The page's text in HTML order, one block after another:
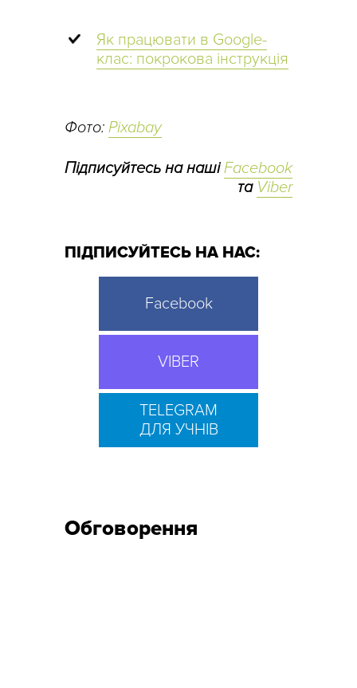
Як працювати в Google-
клас: покрокова інструкція
Фото: Pixabay
Підписуйтесь на нашіFacebook
та Viber
ПІДПИСУЙТЕСЬ НА НАС:
Facebook
VIBER
TELEGRAM
ДЛЯ УЧНІВ
Обговорення